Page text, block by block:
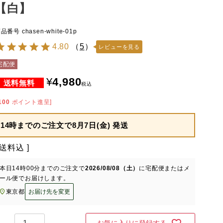
白】
番号 chasen-white-01p
4.80 （5） レビューを見る
配便
¥4,980税込
ポイント進呈]
14時までのご注文で8月7日(金) 発送
料込
日 14時00分 までのご注文で2026/08/08（土） に宅配便またはメ
ル便でお届けします。
東京都
お届け先を変更